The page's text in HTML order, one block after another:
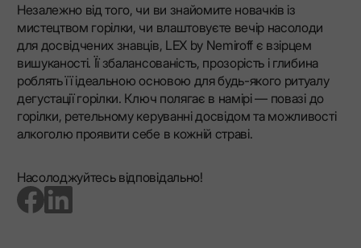
Незалежно від того, чи ви знайомите новачків із
мистецтвом горілки, чи влаштовуєте вечір насолоди
для досвідчених знавців, LEX by Nemiroff є взірцем
вишуканості. Її збалансованість, прозорість і глибина
роблять її ідеальною основою для будь-якого ритуалу
дегустації горілки. Ключ полягає в намірі — повазі до
горілки, ретельному керуванні досвідом та можливості
алкоголю проявити себе в кожній страві.
Насолоджуйтесь відповідально!
go to facebook page go to linkedin page